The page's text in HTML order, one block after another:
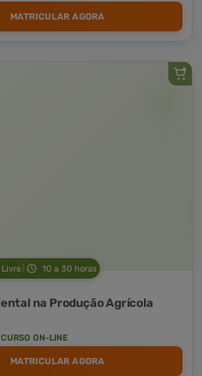
MATRICULAR AGORA
10 a 30 horas
na Produção Agrícola
CURSO ON-LINE
MATRICULAR AGORA